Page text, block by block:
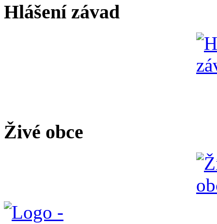
Hlášení závad
Živé obce